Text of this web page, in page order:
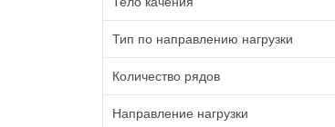
Тип по направлению нагрузки
Количество рядов
Направление нагрузки